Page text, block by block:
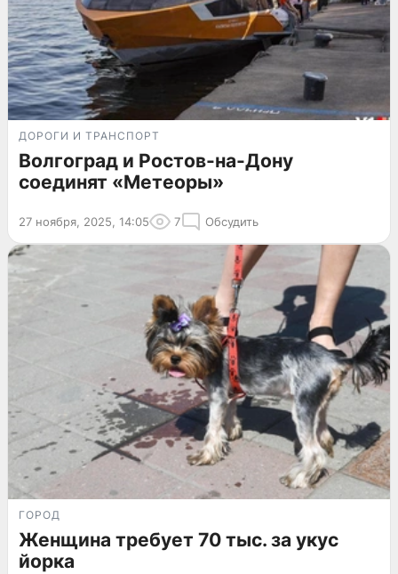
ДОРОГИ И ТРАНСПОРТ
Волгоград и Ростов-на-Дону
соединят «Метеоры»
27 ноября, 2025, 14:05 7 Обсудить
ГОРОД
Женщина требует 70 тыс. за укус
йорка